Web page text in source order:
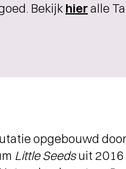
Bekijk hieralle
opgebouwd
Little Seedsuit 2016